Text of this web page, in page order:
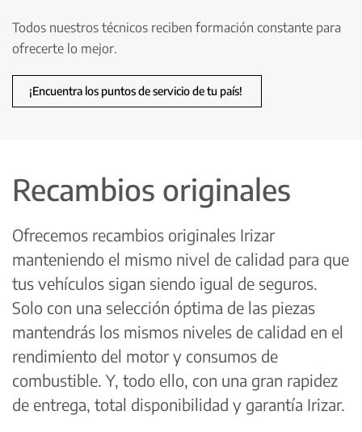
Todos nuestros técnicos reciben formación constante para
ofrecerte lo mejor.
¡Encuentra los puntos de servicio de tu país!
Recambios originales
Ofrecemos recambios originales Irizar
manteniendo el mismo nivel de calidad para que
tus vehículos sigan siendo igual de seguros.
Solo con una selección óptima de las piezas
mantendrás los mismos niveles de calidad en el
rendimiento del motor y consumos de
combustible. Y, todo ello, con una gran rapidez
de entrega, total disponibilidad y garantía Irizar.